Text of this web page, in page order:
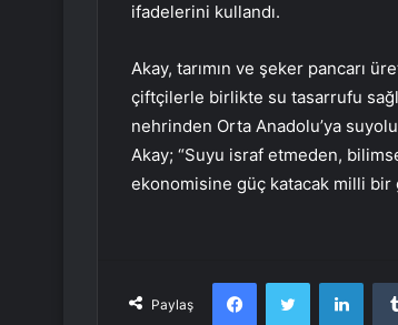
ifadelerini kullandı.
Akay, tarımın ve şeker pancarı
çiftçilerle birlikte su tasarrufu
nehrinden Orta Anadolu’ya
Akay; “Suyu israf etmeden,
ekonomisine güç katacak milli bir
Paylaş
FacebookTwitter